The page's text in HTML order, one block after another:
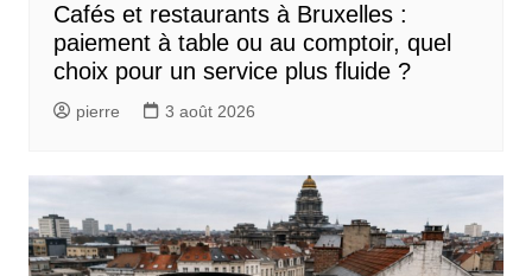
Cafés et restaurants à Bruxelles :
paiement à table ou au comptoir, quel
choix pour un service plus fluide ?
pierre 3 août 2026